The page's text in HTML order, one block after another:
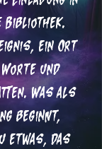
Bibliothek.
ein Ort
und
Was als
beginnt,
etwas, das